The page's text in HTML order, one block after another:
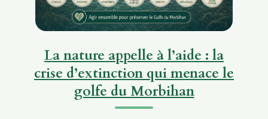
La nature appelle à l’aide : la
crise d’extinction qui menace le
golfe du Morbihan